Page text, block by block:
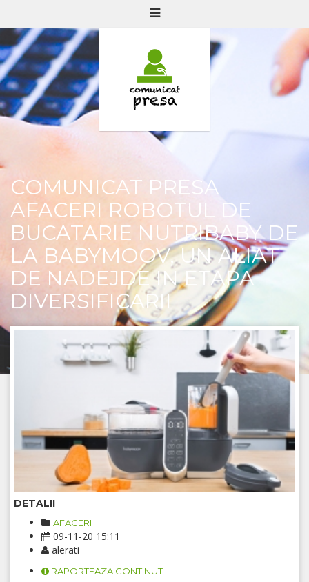
COMUNICAT PRESA
AFACERI ROBOTUL DE
BUCATARIE NUTRIBABY DE
LA BABYMOOV, UN ALIAT
DE NADEJDE IN ETAPA
DIVERSIFICARII
DETALII
AFACERI
09-11-20 15:11
alerati
RAPORTEAZA CONTINUT